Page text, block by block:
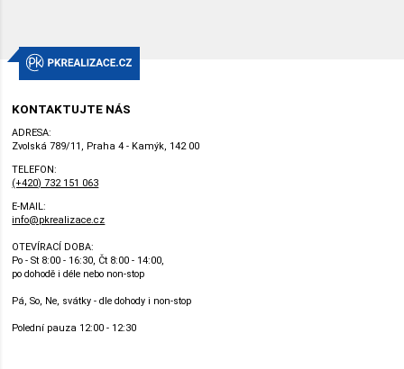
KONTAKTUJTE NÁS
ADRESA:
Zvolská 789/11, Praha 4 - Kamýk, 142 00
TELEFON:
(+420) 732 151 063
E-MAIL:
info@pkrealizace.cz
OTEVÍRACÍ DOBA:
Po - St 8:00 - 16:30, Čt 8:00 - 14:00,
po dohodě i déle nebo non-stop
Pá, So, Ne, svátky - dle dohody i non-stop
Polední pauza 12:00 - 12:30